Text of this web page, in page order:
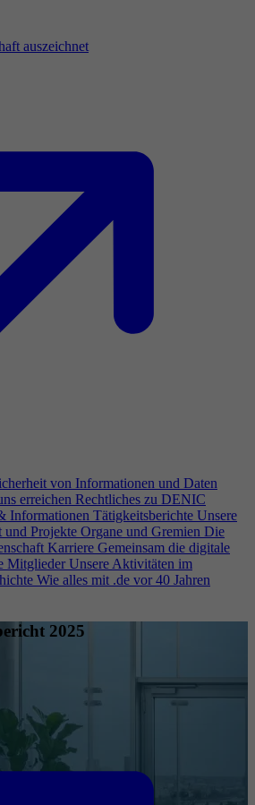
auszeichnet
von Informationen und Daten
erreichen Rechtliches zu DENIC
Informationen Tätigkeitsberichte Unsere
und Projekte Organe und Gremien Die
Karriere Gemeinsam die digitale
Mitglieder Unsere Aktivitäten im
Wie alles mit .de vor 40 Jahren
2025